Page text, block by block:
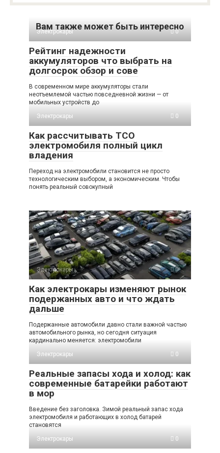
Вам также может быть интересно
Электрокары 0
Рейтинг надежности
аккумуляторов что выбрать на
долгосрок обзор и сове
В современном мире аккумуляторы стали
неотъемлемой частью повседневной жизни — от
мобильных устройств до
Электрокары
0
Как рассчитывать TCO
электромобиля полный цикл
владения
Переход на электромобили становится не просто
технологическим выбором, а экономическим. Чтобы
понять реальный совокупный
Электрокары 0
Как электрокары изменяют рынок
подержанных авто и что ждать
дальше
Подержанные автомобили давно стали важной частью
автомобильного рынка, но сегодня ситуация
кардинально меняется: электромобили
Электрокары
0
Реальные запасы хода и холод: как
современные батарейки работают
в мор
Введение без заголовка. Зимой реальный запас хода
электромобиля и работающих в холод батарей
становятся
Электрокары
0